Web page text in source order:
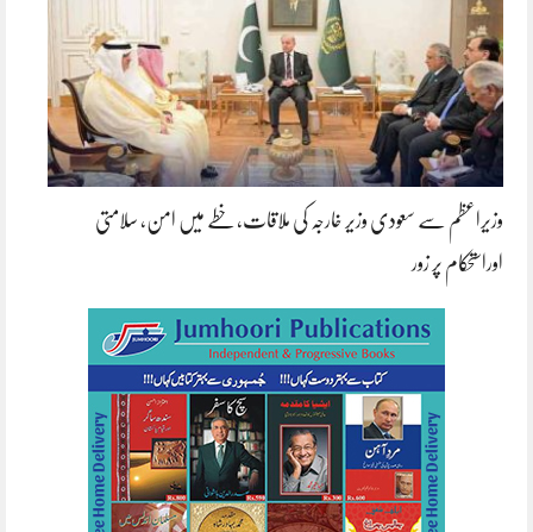
وزیراعظم سے سعودی وزیر خارجہ کی ملاقات، خطے میں امن، سلامتی
اوراستحکام پر زور